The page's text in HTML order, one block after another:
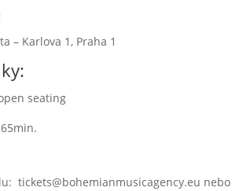
– Karlova 1, Praha 1
seating
tickets@bohemianmusicagency.eu nebo